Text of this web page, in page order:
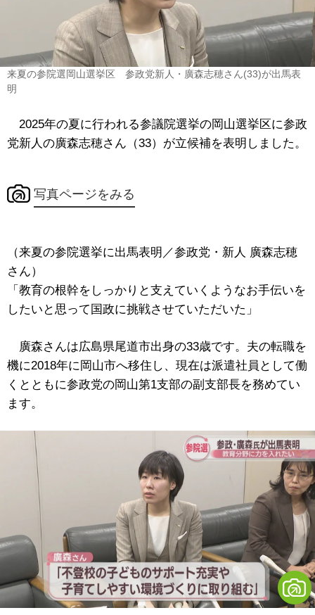
来夏の参院選岡山選挙区 参政党新人・廣森志穂さん(33)が出馬表
明
2025年の夏に行われる参議院選挙の岡山選挙区に参政
党新人の廣森志穂さん（33）が立候補を表明しました。
写真ページをみる
（来夏の参院選挙に出馬表明／参政党・新人 廣森志穂
さん）
「教育の根幹をしっかりと支えていくようなお手伝いを
したいと思って国政に挑戦させていただいた」
廣森さんは広島県尾道市出身の33歳です。夫の転職を
機に2018年に岡山市へ移住し、現在は派遣社員として働
くとともに参政党の岡山第1支部の副支部長を務めてい
ます。